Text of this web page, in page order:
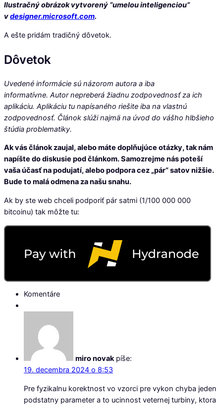
Ilustračný obrázok vytvorený “umelou inteligenciou”
vdesigner.microsoft.com.
A ešte pridám tradičný dôvetok.
Dôvetok
Uvedené informácie sú názorom autora a iba
informatívne. Autor nepreberá žiadnu zodpovednosť za ich
aplikáciu. Aplikáciu tu napísaného riešite iba na vlastnú
zodpovednosť. Článok slúži najmä na úvod do vášho hlbšieho
štúdia problematiky.
Ak vás článok zaujal, alebo máte doplňujúce otázky, tak nám
napíšte do diskusie pod článkom. Samozrejme nás poteší
vaša účasť na podujatí, alebo podpora cez „pár“ satov nižšie.
Bude to malá odmena za našu snahu.
Ak by ste web chceli podporiť pár satmi (1/100 000 000
bitcoinu) tak môžte tu:
Komentáre
miro novak píše:
19. decembra 2024 o 8:53
Pre fyzikalnu korektnost vo vzorci pre vykon chyba jeden
podstatny parameter a to ucinnost veternej turbiny, ktora